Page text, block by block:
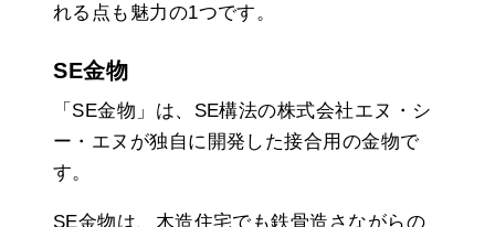
れる点も魅力の1つです。
SE金物
「SE金物」は、SE構法の株式会社エヌ・シ
ー・エヌが独自に開発した接合用の金物で
す。
SE金物は、木造住宅でも鉄骨造さながらの